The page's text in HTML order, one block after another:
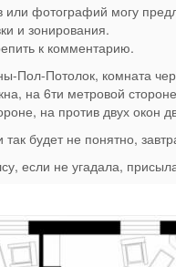
или фотографий могу
и зонирования.
к комментарию.
Пол-Потолок, комната
на 6ти метровой
на против двух окон
будет не понятно,
если не угадала,